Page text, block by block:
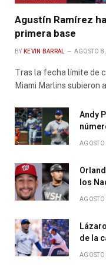
Agustín Ramírez
primera base
BY KEVIN BARRAL AGOSTO
Tras la fecha límite de
Miami Marlins subieron
Andy
los
de la